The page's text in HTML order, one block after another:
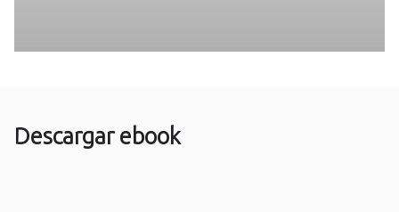
Descargar ebook